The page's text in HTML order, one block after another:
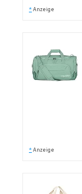
* Anzeige
* Anzeige